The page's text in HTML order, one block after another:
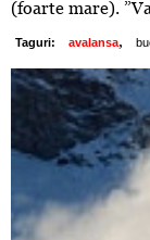
(foarte mare).
Taguri: avalansa,